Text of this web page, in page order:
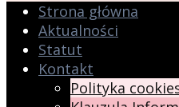
Strona główna
Aktualności
Statut
Kontakt
Polityka